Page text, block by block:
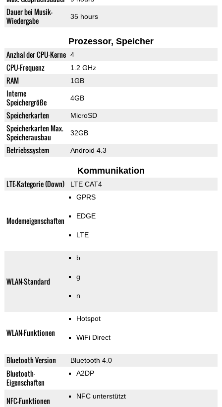
Dauer bei Musik-
Wiedergabe
35 hours
Prozessor, Speicher
Anzhal der CPU-Kerne 4
CPU-Frequenz 1.2 GHz
RAM 1GB
Interne
Speichergröße
4GB
Speicherkarten MicroSD
Speicherkarten Max.
Speicherausbau
32GB
Betriebssystem Android 4.3
Kommunikation
LTE-Kategorie (Down) LTE CAT4
Modemeigenschaften
GPRS
EDGE
LTE
WLAN-Standard
b
g
n
WLAN-Funktionen
Hotspot
WiFi Direct
Bluetooth Version Bluetooth 4.0
Bluetooth-
Eigenschaften
A2DP
NFC-Funktionen NFC unterstützt